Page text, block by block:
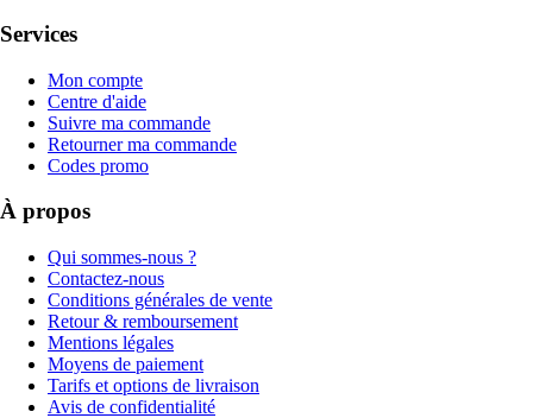
Services
Mon compte
Centre d'aide
Suivre ma commande
Retourner ma commande
Codes promo
À propos
Qui sommes-nous ?
Contactez-nous
Conditions générales de vente
Retour & remboursement
Mentions légales
Moyens de paiement
Tarifs et options de livraison
Avis de confidentialité